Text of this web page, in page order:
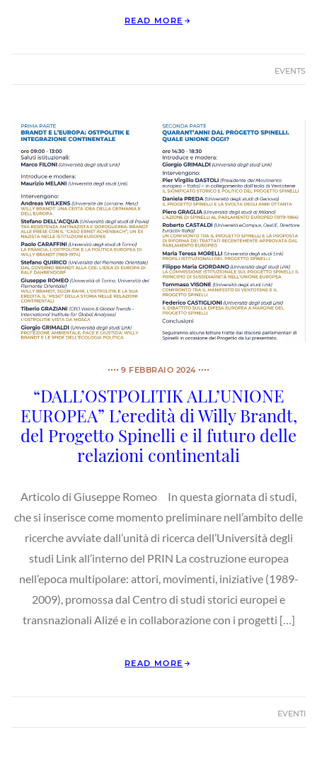
READ MORE
EVENTS
9 FEBBRAIO 2024
“DALL’OSTPOLITIK ALL’UNIONE
EUROPEA” L’eredità di Willy Brandt,
del Progetto Spinelli e il futuro delle
relazioni continentali
Articolo di Giuseppe Romeo In questa giornata di studi,
che si inserisce come momento preliminare nell’ambito delle
ricerche avviate dall’unità di ricerca dell’Università degli
studi Link all’interno del PRIN La costruzione europea
nell’epoca multipolare: attori, movimenti, iniziative (1989-
2009), promossa dal Centro di studi storici europei e
transnazionali Alizé e in collaborazione con i progetti […]
READ MORE
EVENTI